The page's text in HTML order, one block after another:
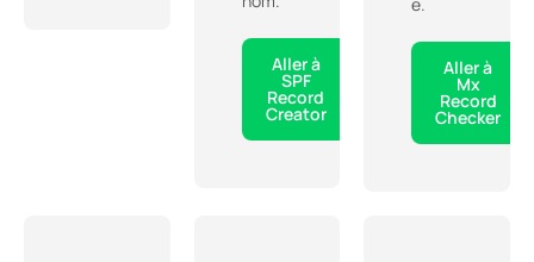
Aller à
SPF
Record
Creator
Aller à
Mx
Record
Checker